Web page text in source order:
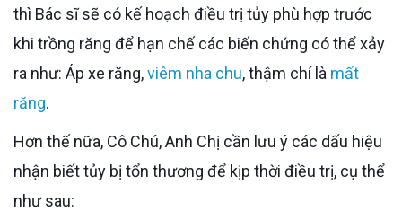
thì Bác sĩ sẽ có kế hoạch điều trị tủy phù hợp trước
khi trồng răng để hạn chế các biến chứng có thể xảy
ra như: Áp xe răng,viêm nha chu, thậm chí là mất
răng.
Hơn thế nữa, Cô Chú, Anh Chị cần lưu ý các dấu hiệu
nhận biết tủy bị tổn thương để kịp thời điều trị, cụ thể
như sau: